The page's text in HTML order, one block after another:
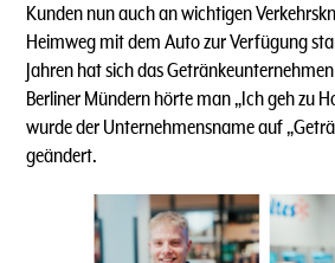
Kunden nun auch an wichtigen
Heimweg mit dem Auto zur Verfügung
Jahren hat sich das
Berliner Mündern hörte man „Ich geh zu
wurde der Unternehmensname auf
geändert.